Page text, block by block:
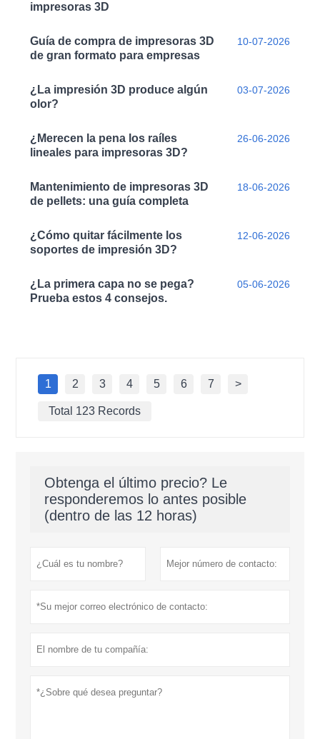
impresoras 3D
Guía de compra de impresoras 3D
de gran formato para empresas
10-07-2026
¿La impresión 3D produce algún
olor?
03-07-2026
¿Merecen la pena los raíles
lineales para impresoras 3D?
26-06-2026
Mantenimiento de impresoras 3D
de pellets: una guía completa
18-06-2026
¿Cómo quitar fácilmente los
soportes de impresión 3D?
12-06-2026
¿La primera capa no se pega?
Prueba estos 4 consejos.
05-06-2026
1 2 3 4 5 6 7 >
Total 123 Records
Obtenga el último precio? Le
responderemos lo antes posible
(dentro de las 12 horas)